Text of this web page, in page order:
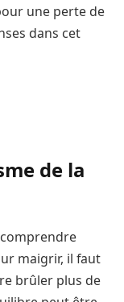
une perte de
dans cet
de la
maigrir, il faut
brûler plus de